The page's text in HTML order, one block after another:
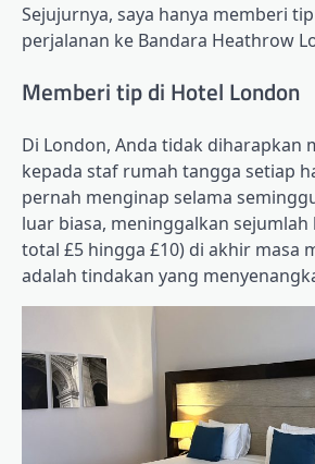
Sejujurnya, saya hanya memberi
perjalanan ke Bandara Heathrow
Memberi tip di Hotel London
Di London, Anda tidak diharapkan
kepada staf rumah tangga setiap
pernah menginap selama
luar biasa, meninggalkan sejumlah
total £5 hingga £10) di akhir masa
adalah tindakan yang